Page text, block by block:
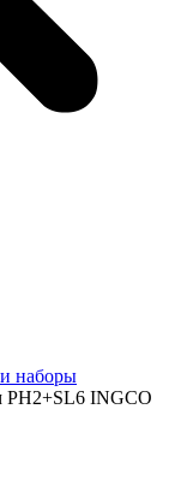
наборы
PH2+SL6 INGCO